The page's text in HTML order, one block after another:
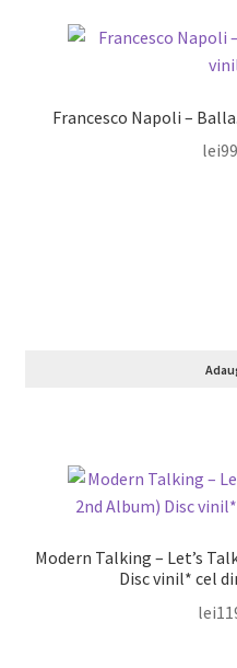
lei
Modern Talking – Let’s
Disc
lei